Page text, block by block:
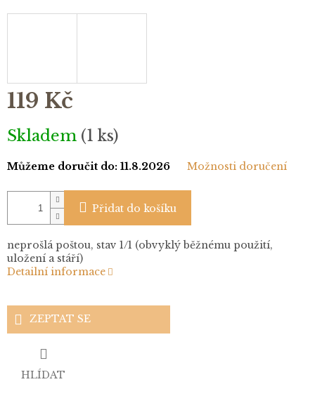
119 Kč
Měrná
cena:
Skladem (1 ks)
Můžeme doručit do: 11.8.2026 Možnosti doručení
Přidat do košíku
neprošlá poštou, stav 1/1 (obvyklý běžnému použití,
uložení a stáří)
Detailní informace
ZEPTAT SE
HLÍDAT